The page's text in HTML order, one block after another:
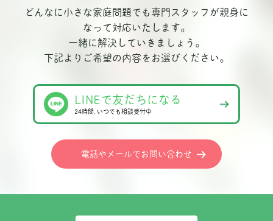
どんなに小さな家庭問題でも専門スタッフが親身に
なって対応いたします。
一緒に解決していきましょう。
下記よりご希望の内容をお選びください。
LINEで友だちになる
24時間､いつでも相談受付中
電話やメールでお問い合わせ